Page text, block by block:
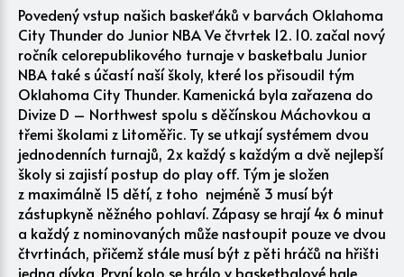
Povedený vstup našich baskeťáků v barvách Oklahoma
City Thunder do Junior NBA Ve čtvrtek 12. 10. začal nový
ročník celorepublikového turnaje v basketbalu Junior
NBA také s účastí naší školy, které los přisoudil tým
Oklahoma City Thunder. Kamenická byla zařazena do
Divize D – Northwest spolu s děčínskou Máchovkou a
třemi školami z Litoměřic. Ty se utkají systémem dvou
jednodenních turnajů, 2x každý s každým a dvě nejlepší
školy si zajistí postup do play off. Tým je složen
z maximálně 15 dětí, z toho nejméně 3 musí být
zástupkyně něžného pohlaví. Zápasy se hrají 4x 6 minut
a každý z nominovaných může nastoupit pouze ve dvou
čtvrtinách, přičemž stále musí být z pěti hráčů na hřišti
jedna dívka. První kolo se hrálo v basketbalové hale